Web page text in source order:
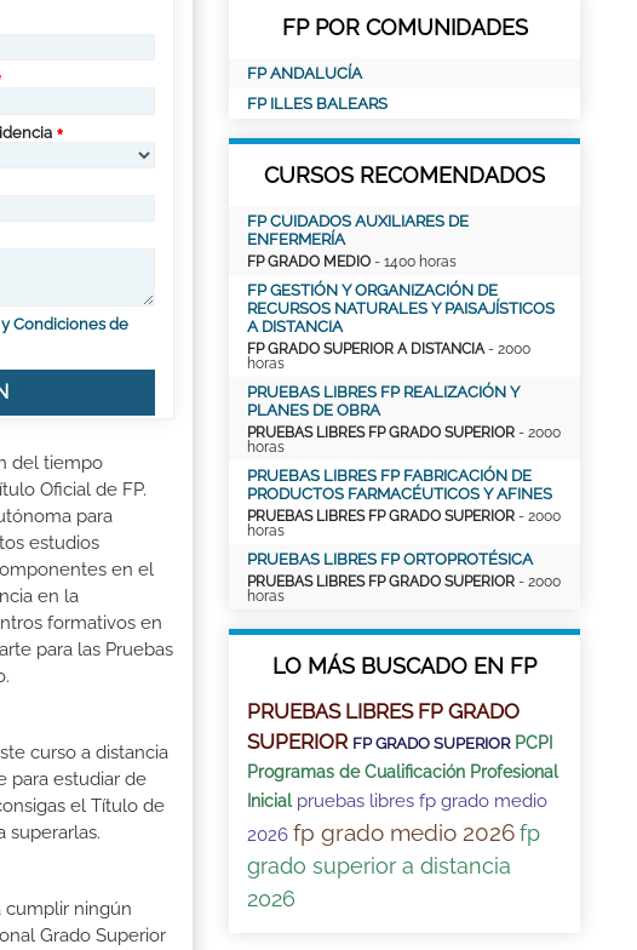
Condiciones de
del tiempo
Oficial de FP.
para
estudios
en el
en la
formativos en
para las Pruebas
curso a distancia
para estudiar de
el Título de
superarlas.
cumplir ningún
Grado Superior
FP POR COMUNIDADES
FP ANDALUCÍA
FP ILLES BALEARS
CURSOS RECOMENDADOS
FP CUIDADOS AUXILIARES DE
ENFERMERÍA
FP GRADO MEDIO - 1400 horas
FP GESTIÓN Y ORGANIZACIÓN DE
RECURSOS NATURALES Y PAISAJÍSTICOS
A DISTANCIA
FP GRADO SUPERIOR A DISTANCIA- 2000
horas
PRUEBAS LIBRES FP REALIZACIÓN Y
PLANES DE OBRA
PRUEBAS LIBRES FP GRADO SUPERIOR - 2000
horas
PRUEBAS LIBRES FP FABRICACIÓN DE
PRODUCTOS FARMACÉUTICOS Y AFINES
PRUEBAS LIBRES FP GRADO SUPERIOR - 2000
horas
PRUEBAS LIBRES FP ORTOPROTÉSICA
PRUEBAS LIBRES FP GRADO SUPERIOR - 2000
horas
LO MÁS BUSCADO EN FP
PRUEBAS LIBRES FP GRADO
SUPERIOR FP GRADO SUPERIOR PCPI
Programas de Cualificación Profesional
Inicial pruebas libres fp grado medio
2026 fp grado medio 2026fp
grado superior a distancia
2026